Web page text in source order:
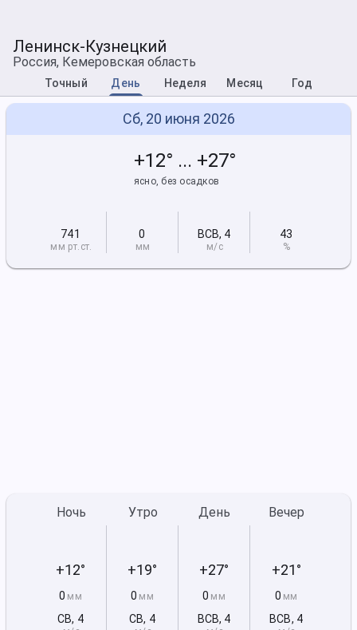
Ленинск-Кузнецкий
Россия, Кемеровская область
Точный День Неделя Месяц Год
Сб, 20 июня 2026
+12° ... +27°
ясно, без осадков
741
мм рт.ст.
0
мм
ВСВ, 4
м/с
43
%
Ночь
+12°
0 мм
СВ, 4
Утро
+19°
0 мм
СВ, 4
День
+27°
0 мм
ВСВ, 4
Вечер
+21°
0 мм
ВСВ, 4